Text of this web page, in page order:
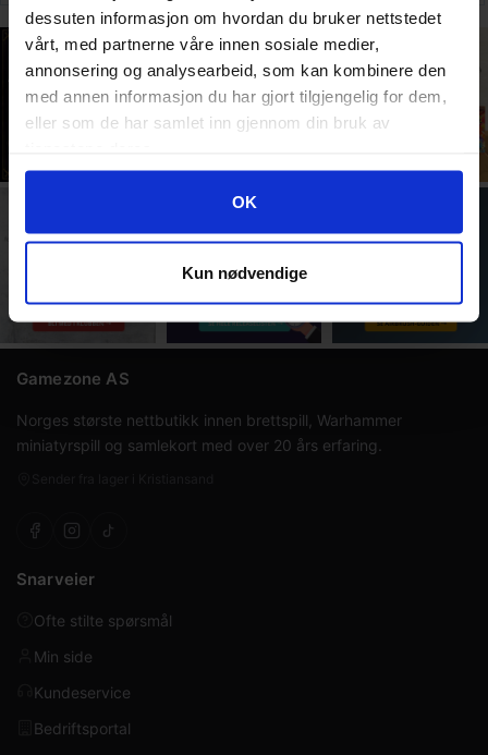
dessuten informasjon om hvordan du bruker nettstedet
vårt, med partnerne våre innen sosiale medier,
annonsering og analysearbeid, som kan kombinere den
med annen informasjon du har gjort tilgjengelig for dem,
eller som de har samlet inn gjennom din bruk av
Googles retningslinjer for personvern
OK
Kun nødvendige
Play
Gamezone AS
Norges største nettbutikk innen brettspill, Warhammer
miniatyrspill og samlekort med over 20 års erfaring.
Snarveier
Ofte stilte spørsmål
Min side
Kundeservice
Bedriftsportal